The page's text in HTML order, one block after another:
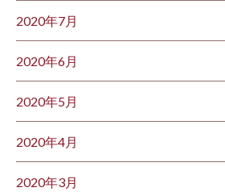
2020年7月
2020年6月
2020年5月
2020年4月
2020年3月